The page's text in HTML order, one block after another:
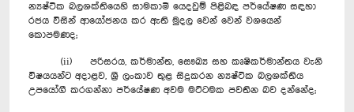
න්‍යෂ්ටික බලශක්තියෙහි සාමකාමී යෙදවුම් පිළිබඳ පර්යේෂණ සඳහා
රජය විසින් ආයෝජනය කර ඇති මුදල වෙන් වෙන් වශයෙන්
කොපමණද;
(ii) පරිසරය, කර්මාන්ත, සෞඛ්‍ය සහ කෘෂිකර්මාන්තය වැනි
විෂයයන්ට අදාළව, ශ්‍රී ලංකාව තුළ සිදුකරන න්‍යෂ්ටික බලශක්තිය
උපයෝගී කරගන්නා පර්යේෂණ අවම මට්ටමක පවතින බව දන්නේද;